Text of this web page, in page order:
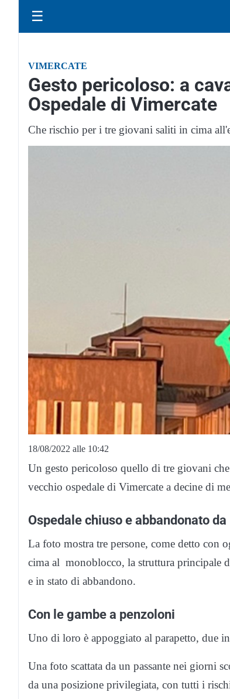
☰
VIMERCATE
Gesto pericoloso: a
Ospedale di Vimercate
Che rischio per i tre giovani saliti in cima
18/08/2022 alle 10:42
Un gesto pericoloso quello di tre giovani
vecchio ospedale di Vimercate a decine di
Ospedale chiuso e abbandonato
La foto mostra tre persone, come detto con
cima al monoblocco, la struttura principale
e in stato di abbandono.
Con le gambe a penzoloni
Uno di loro è appoggiato al parapetto, due
Una foto scattata da un passante nei giorni
da una posizione privilegiata, con tutti i